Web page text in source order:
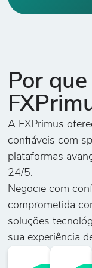
5
CAD/JPY
Canadense x
Iene Japonês
CHF/JPY
Franco Suíço x
Iene Japonês
EUR/AUD
Euro x Dólar 5
Por
A FXPrimus
confiáveis com
plataformas
24/5.
Negocie com
comprometida
soluções
sua experiência